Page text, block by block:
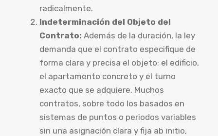
radicalmente.
Indeterminación del Objeto del
Contrato: Además de la duración, la ley
demanda que el contrato especifique de
forma clara y precisa el objeto: el edificio,
el apartamento concreto y el turno
exacto que se adquiere. Muchos
contratos, sobre todo los basados en
sistemas de puntos o periodos variables
sin una asignación clara y fija ab initio,